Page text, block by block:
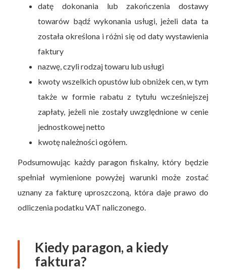
datę dokonania lub zakończenia dostawy
towarów bądź wykonania usługi, jeżeli data ta
została określona i różni się od daty wystawienia
faktury
nazwę, czyli rodzaj towaru lub usługi
kwoty wszelkich opustów lub obniżek cen, w tym
także w formie rabatu z tytułu wcześniejszej
zapłaty, jeżeli nie zostały uwzględnione w cenie
jednostkowej netto
kwotę należności ogółem.
Podsumowując każdy paragon fiskalny, który będzie
spełniał wymienione powyżej warunki może zostać
uznany za fakturę uproszczoną, która daje prawo do
odliczenia podatku VAT naliczonego.
Kiedy paragon, a kiedy
faktura?